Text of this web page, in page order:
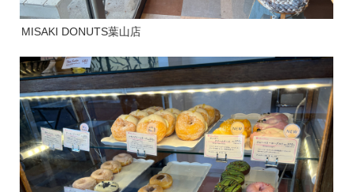
MISAKI DONUTS葉山店